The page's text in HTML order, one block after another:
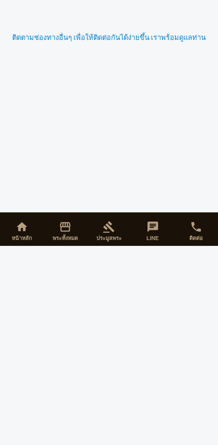
ติดตามช่องทางอื่นๆ เพื่อให้ติดต่อกันได้ง่ายขึ้น เราพร้อมดูแลท่าน
home
หน้าหลัก
storefront
พระทั้งหมด
gavel
ประมูลพระ
chat
LINE
phone
ติดต่อ